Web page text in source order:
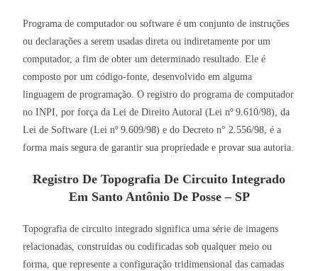
Programa de computador ou software é um conjunto de instruções
ou declarações a serem usadas direta ou indiretamente por um
computador, a fim de obter um determinado resultado. Ele é
composto por um código-fonte, desenvolvido em alguma
linguagem de programação. O registro do programa de computador
no INPI, por força da Lei de Direito Autoral (Lei nº 9.610/98), da
Lei de Software (Lei nº 9.609/98) e do Decreto n° 2.556/98, é a
forma mais segura de garantir sua propriedade e provar sua autoria.
Registro De Topografia De Circuito Integrado
Em Santo Antônio De Posse – SP
Topografia de circuito integrado significa uma série de imagens
relacionadas, construídas ou codificadas sob qualquer meio ou
forma, que represente a configuração tridimensional das camadas